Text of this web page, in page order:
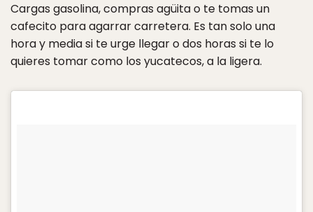
Cargas gasolina, compras agüita o te tomas un
cafecito para agarrar carretera. Es tan solo una
hora y media si te urge llegar o dos horas si te lo
quieres tomar como los yucatecos, a la ligera.